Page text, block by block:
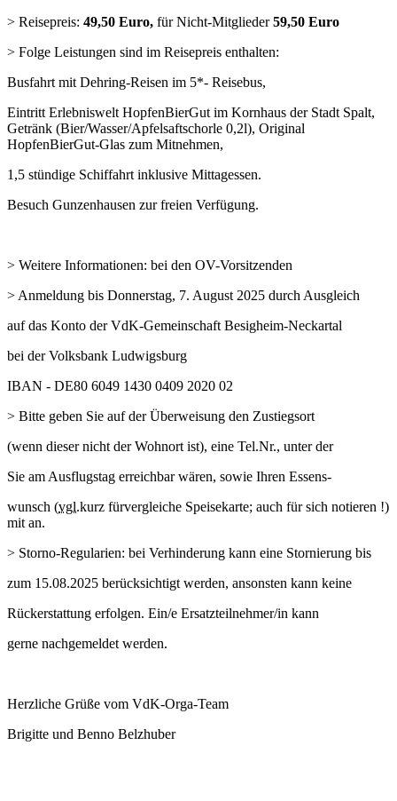
> Reisepreis: 49,50 Euro, für Nicht-Mitglieder59,50 Euro
> Folge Leistungen sind im Reisepreis enthalten:
Busfahrt mit Dehring-Reisen im 5*- Reisebus,
Eintritt Erlebniswelt HopfenBierGut im Kornhaus der Stadt Spalt,
Getränk (Bier/Wasser/Apfelsaftschorle 0,2l), Original
HopfenBierGut-Glas zum Mitnehmen,
1,5 stündige Schiffahrt inklusive Mittagessen.
Besuch Gunzenhausen zur freien Verfügung.
> Weitere Informationen: bei den OV-Vorsitzenden
> Anmeldung bis Donnerstag, 7. August 2025 durch Ausgleich
auf das Konto der VdK-Gemeinschaft Besigheim-Neckartal
bei der Volksbank Ludwigsburg
IBAN - DE80 6049 1430 0409 2020 02
> Bitte geben Sie auf der Überweisung den Zustiegsort
(wenn dieser nicht der Wohnort ist), eine Tel.Nr., unter der
Sie am Ausflugstag erreichbar wären, sowie Ihren Essens-
wunsch (vgl.kurz fürvergleiche Speisekarte; auch für sich notieren !)
mit an.
> Storno-Regularien: bei Verhinderung kann eine Stornierung bis
zum 15.08.2025 berücksichtigt werden, ansonsten kann keine
Rückerstattung erfolgen. Ein/e Ersatzteilnehmer/in kann
gerne nachgemeldet werden.
Herzliche Grüße vom VdK-Orga-Team
Brigitte und Benno Belzhuber